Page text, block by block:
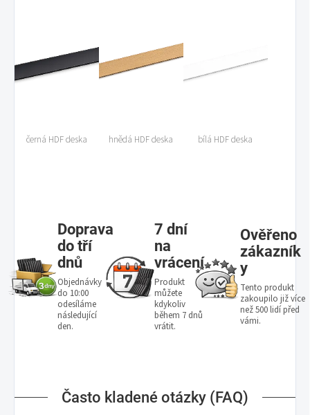
černá HDF deska hnědá HDF deska bílá HDF deska
Doprava
do tří
dnů
Objednávky
do 10:00
odesíláme
následující
den.
7 dní
na
vrácení
Produkt
můžete
kdykoliv
během 7 dnů
vrátit.
Ověřeno
zákazník
y
Tento produkt
zakoupilo již více
než 500 lidí před
vámi.
Často kladené otázky (FAQ)